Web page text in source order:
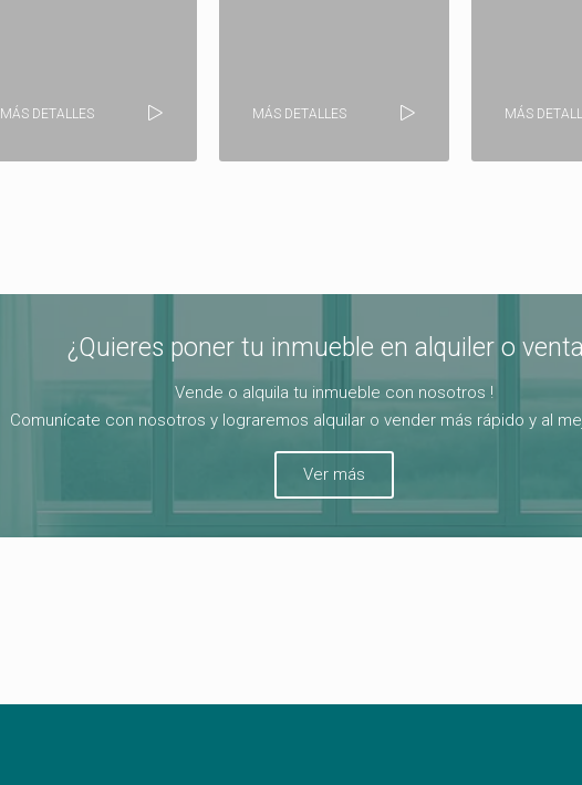
MÁS DETALLES MÁS DETALLES MÁS
¿Quieres poner tu inmueble en alquiler o
Vende o alquila tu inmueble con nosotros !
Comunícate con nosotros y lograremos alquilar o vender más rápido y al
Ver más